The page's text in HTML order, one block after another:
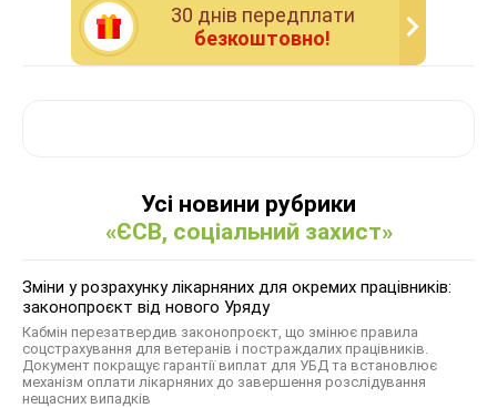
30 днiв передплати
безкоштовно!
Усі новини рубрики
«ЄСВ, соціальний захист»
Зміни у розрахунку лікарняних для окремих працівників:
законопроєкт від нового Уряду
Кабмін перезатвердив законопроєкт, що змінює правила
соцстрахування для ветеранів і постраждалих працівників.
Документ покращує гарантії виплат для УБД та встановлює
механізм оплати лікарняних до завершення розслідування
нещасних випадків